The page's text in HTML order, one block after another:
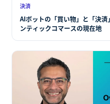
決済
AIボットの「買い物」と「決
ンティックコマースの現在地